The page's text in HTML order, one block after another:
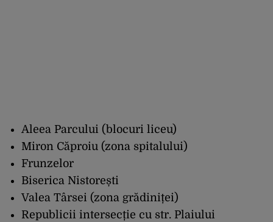
Aleea Parcului (blocuri liceu)
Miron Căproiu (zona spitalului)
Frunzelor
Biserica Nistorești
Valea Târsei (zona grădiniței)
Republicii intersecție cu str. Plaiului